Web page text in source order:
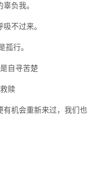
负我。
不过来。
行。
自寻苦楚
赎
有机会重新来过，我们也